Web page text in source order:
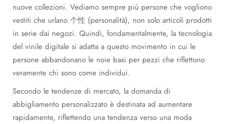
nuove collezioni. Vediamo sempre più persone che vogliono
vestiti che urlano 个性 (personalità), non solo articoli prodotti
in serie dai negozi. Quindi, fondamentalmente, la tecnologia
del vinile digitale si adatta a questo movimento in cui le
persone abbandonano le noie basi per pezzi che riflettono
veramente chi sono come individui.
Secondo le tendenze di mercato, la domanda di
abbigliamento personalizzato è destinata ad aumentare
rapidamente, riflettendo una tendenza verso una moda